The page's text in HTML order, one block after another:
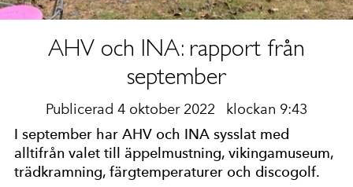
AHV och INA: rapport från
september
Publicerad 4 oktober 2022 klockan 9:43
I september har AHV och INA sysslat med
alltifrån valet till äppelmustning, vikingamuseum,
trädkramning, färgtemperaturer och discogolf.